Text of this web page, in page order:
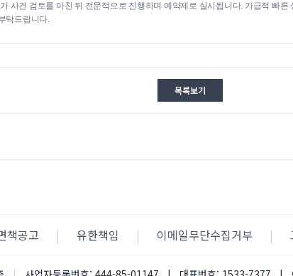
사건 검토를 마친 뒤 전문적으로 진행하며 예약제로 실시됩니다. 가급적 빠른
탁드립니다.
목록보기
책공고 | 유한책임 | 이메일무단수집거부 |